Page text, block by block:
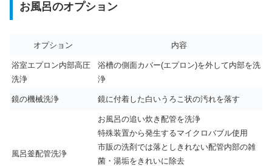
お風呂のオプション
オプション 内容
浴室エプロン内部高圧
洗浄
浴槽の側面カバー(エプロン)を外して内部を洗
浄
鏡の機械洗浄 鏡に付着した白いうろこ状の汚れを落す
風呂釜配管洗浄
お風呂の追い炊き配管を洗浄
特殊装置から発生するマイクロバブル使用
市販の洗剤では落としきれない配管内部の雑
菌・湯垢をきれいに除去